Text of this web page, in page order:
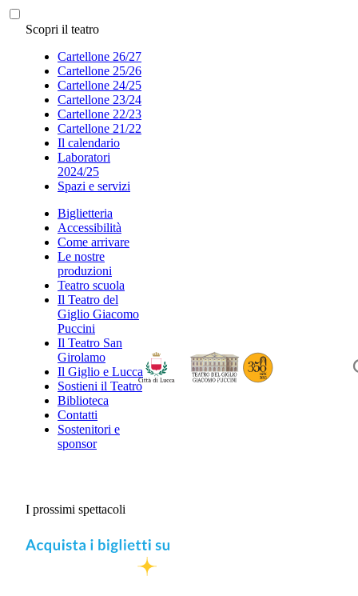
Scopri il teatro
Cartellone 26/27
Cartellone 25/26
Cartellone 24/25
Cartellone 23/24
Cartellone 22/23
Cartellone 21/22
Il calendario
Laboratori
2024/25
Spazi e servizi
Biglietteria
Accessibilità
Come arrivare
Le nostre
produzioni
Teatro scuola
Il Teatro del
Giglio Giacomo
Puccini
Il Teatro San
Girolamo
Il Giglio e Lucca
Sostieni il Teatro
Biblioteca
Contatti
Sostenitori e
sponsor
I prossimi spettacoli